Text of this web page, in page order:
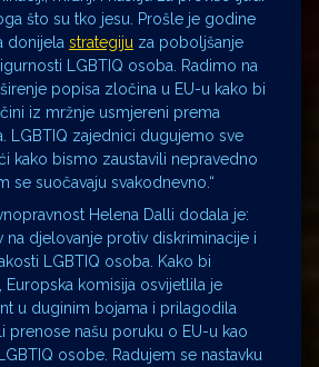
što su tko jesu. Prošle je godine
donijela strategiju za poboljšanje
LGBTIQ osoba. Radimo na
popisa zločina u EU-u kako bi
iz mržnje usmjereni prema
LGBTIQ zajednici dugujemo sve
kako bismo zaustavili nepravedno
se suočavaju svakodnevno.“
Helena Dalli dodala je:
na djelovanje protiv diskriminacije i
LGBTIQ osoba. Kako bi
Europska komisija osvijetlila je
u duginim bojama i prilagodila
prenose našu poruku o EU-u kao
osobe. Radujem se nastavku